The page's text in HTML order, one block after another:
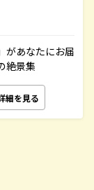
があなたにお届
絶景集
細を見る